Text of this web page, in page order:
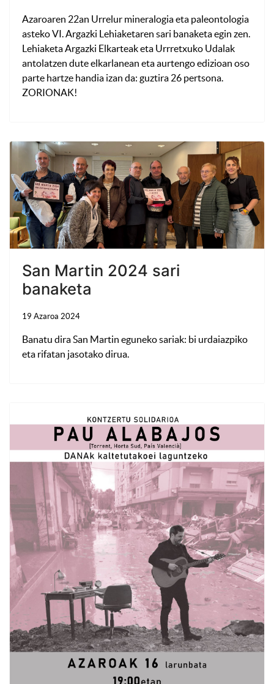
Azaroaren 22an Urrelur mineralogia eta paleontologia
asteko VI. Argazki Lehiaketaren sari banaketa egin zen.
Lehiaketa Argazki Elkarteak eta Urrretxuko Udalak
antolatzen dute elkarlanean eta aurtengo edizioan oso
parte hartze handia izan da: guztira 26 pertsona.
ZORIONAK!
San Martin 2024 sari
banaketa
19 Azaroa 2024
Banatu dira San Martin eguneko sariak: bi urdaiazpiko
eta rifatan jasotako dirua.